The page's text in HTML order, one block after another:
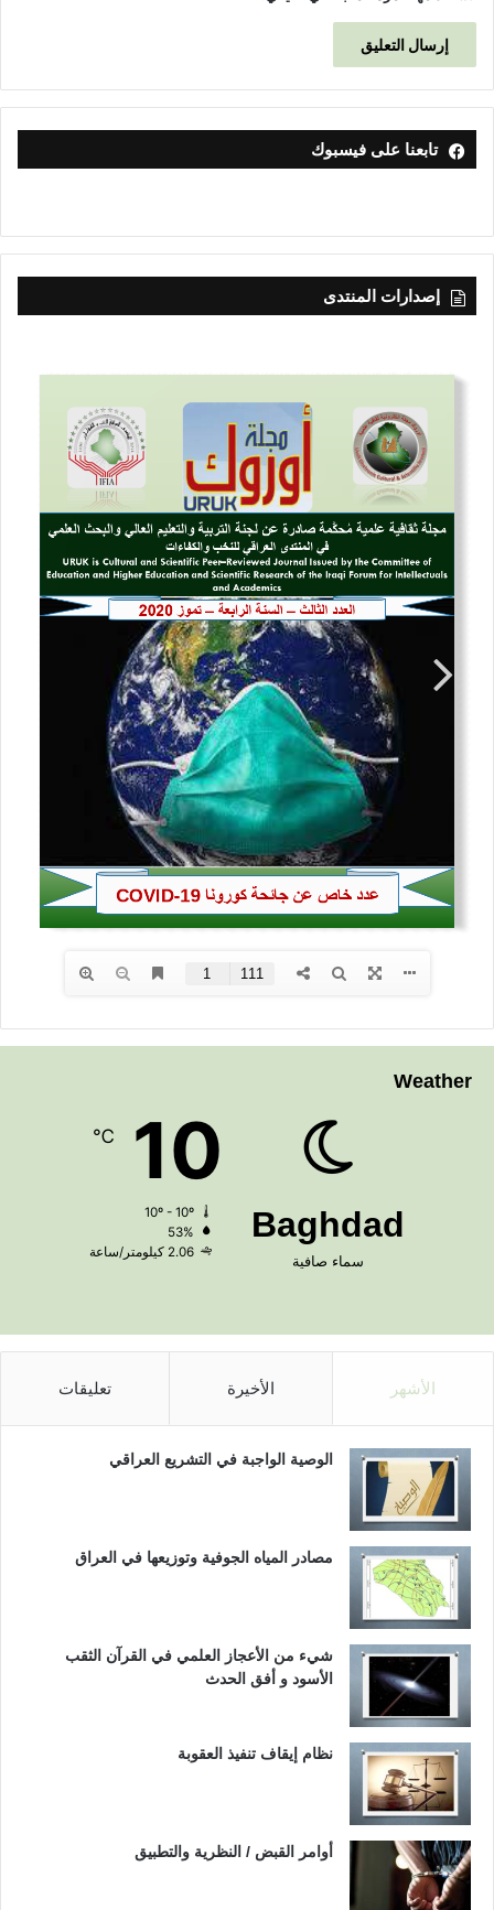
تابعنا على فيسبوك
إصدارات المنتدى
Weather
Baghdad
سماء صافية
10
℃
53%
2.06 كيلومتر/ساعة
الأشهر الأخيرة تعليقات
الوصية الواجبة في التشريع العراقي
مصادر المياه الجوفية وتوزيعها في العراق
شيء من الأعجاز العلمي في القرآن الثقب
الأسود و أفق الحدث
نظام إيقاف تنفيذ العقوبة
أوامر القبض / النظرية والتطبيق